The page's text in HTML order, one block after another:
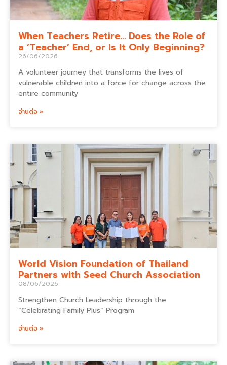
When Teachers Retire… Does the Role of
a ‘Teacher’ End, or Is It Only Beginning?
26/06/2026
A volunteer journey that transforms the lives of
vulnerable children into a force for change across the
entire community
อ่านต่อ »
World Vision Foundation of Thailand
Partners with Seed Church Association
08/06/2026
Strengthen Church Leadership through the
“Celebrating Family Plus” Program
อ่านต่อ »